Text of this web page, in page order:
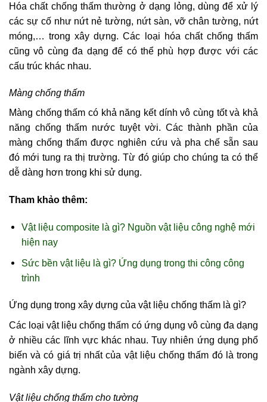
Hóa chất chống thấm thường ở dạng lỏng, dùng để xử lý
các sự cố như nứt nẻ tường, nứt sàn, vỡ chân tường, nứt
móng,… trong xây dựng. Các loại hóa chất chống thấm
cũng vô cùng đa dạng để có thể phù hợp được với các
cấu trúc khác nhau.
Màng chống thấm
Màng chống thấm có khả năng kết dính vô cùng tốt và khả
năng chống thấm nước tuyệt vời. Các thành phần của
màng chống thấm được nghiên cứu và pha chế sẵn sau
đó mới tung ra thị trường. Từ đó giúp cho chúng ta có thể
dễ dàng hơn trong khi sử dụng.
Tham khảo thêm:
Vật liệu composite là gì? Nguồn vật liệu công nghệ mới
hiện nay
Sức bền vật liệu là gì? Ứng dụng trong thi công công
trình
Ứng dụng trong xây dựng của vật liệu chống thấm là gì?
Các loại vật liệu chống thấm có ứng dụng vô cùng đa dạng
ở nhiều các lĩnh vực khác nhau. Tuy nhiên ứng dụng phổ
biến và có giá trị nhất của vật liệu chống thấm đó là trong
ngành xây dựng.
Vật liệu chống thấm cho tường